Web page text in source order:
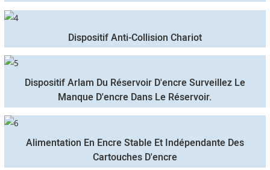
Dispositif Anti-Collision Chariot
Dispositif Arlam Du Réservoir D'encre Surveillez Le
Manque D'encre Dans Le Réservoir.
Alimentation En Encre Stable Et Indépendante Des
Cartouches D'encre